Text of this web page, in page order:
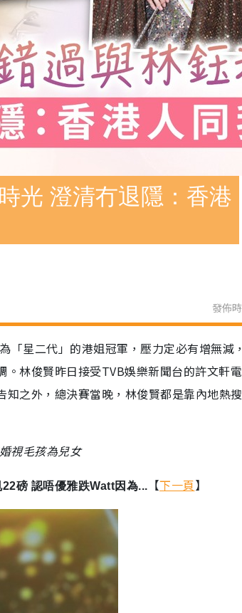
光 澄清冇退隱：香港
發佈
「星二代」的港姐冠軍，壓力定必有增無減
林俊賢昨日接受TVB娛樂新聞台的許文軒
之外，總決賽當晚，林俊賢都是靠內地熱
視毛孩為兒女
磅 認唔優雅跌Watt因為... 【下一頁】